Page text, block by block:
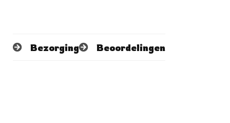
Bezorging Beoordelingen